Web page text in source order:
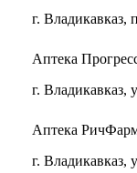
г. Владикавказ,
Аптека
г. Владикавказ,
Аптека
г. Владикавказ,